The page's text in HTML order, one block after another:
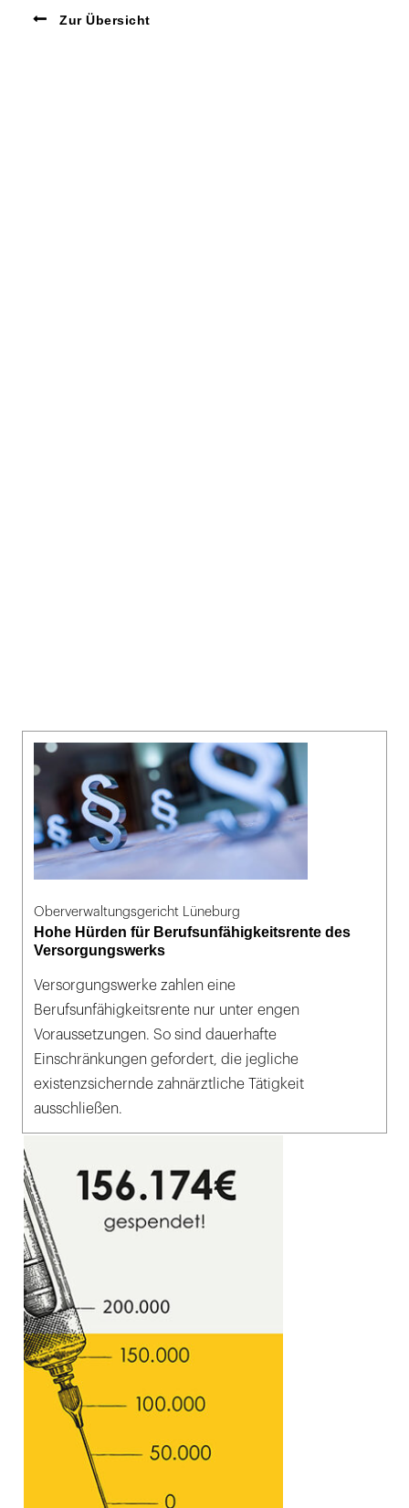
Zur Übersicht
Oberverwaltungsgericht Lüneburg
Hohe Hürden für Berufsunfähigkeitsrente des
Versorgungswerks
Versorgungswerke zahlen eine
Berufsunfähigkeitsrente nur unter engen
Voraussetzungen. So sind dauerhafte
Einschränkungen gefordert, die jegliche
existenzsichernde zahnärztliche Tätigkeit
ausschließen.